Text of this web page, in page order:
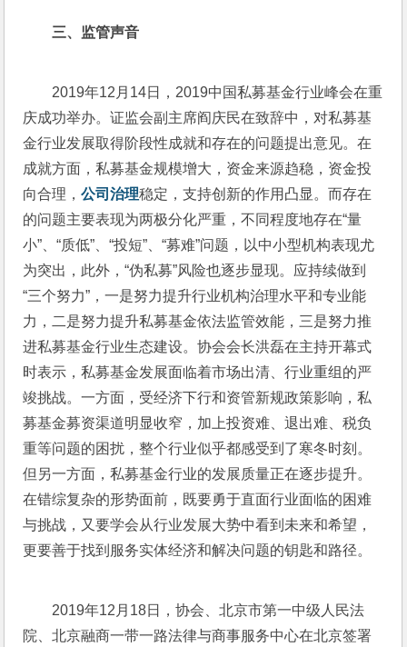
三、 监管声音
2019年12月14日，2019中国私募基金行业峰会在重
庆成功举办。证监会副主席阎庆民在致辞中，对私募基
金行业发展取得阶段性成就和存在的问题提出意见。在
成就方面，私募基金规模增大，资金来源趋稳，资金投
向合理，公司治理稳定，支持创新的作用凸显。而存在
的问题主要表现为两极分化严重，不同程度地存在“量
小”、“质低”、“投短”、“募难”问题，以中小型机构表现尤
为突出，此外，“伪私募”风险也逐步显现。应持续做到
“三个努力”，一是努力提升行业机构治理水平和专业能
力，二是努力提升私募基金依法监管效能，三是努力推
进私募基金行业生态建设。协会会长洪磊在主持开幕式
时表示，私募基金发展面临着市场出清、行业重组的严
竣挑战。一方面，受经济下行和资管新规政策影响，私
募基金募资渠道明显收窄，加上投资难、退出难、税负
重等问题的困扰，整个行业似乎都感受到了寒冬时刻。
但另一方面，私募基金行业的发展质量正在逐步提升。
在错综复杂的形势面前，既要勇于直面行业面临的困难
与挑战，又要学会从行业发展大势中看到未来和希望，
更要善于找到服务实体经济和解决问题的钥匙和路径。
2019年12月18日，协会、北京市第一中级人民法
院、北京融商一带一路法律与商事服务中心在北京签署